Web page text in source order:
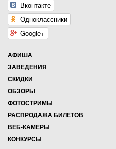
Вконтакте
Одноклассники
Google+
АФИША
ЗАВЕДЕНИЯ
СКИДКИ
ОБЗОРЫ
ФОТОСТРИМЫ
РАСПРОДАЖА БИЛЕТОВ
ВЕБ-КАМЕРЫ
КОНКУРСЫ